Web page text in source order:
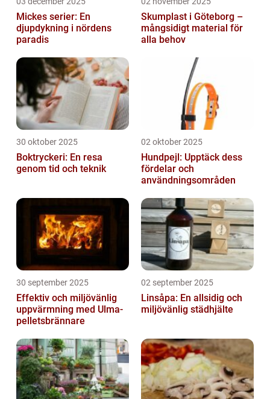
Mickes serier: En
djupdykning i nördens
paradis
Skumplast i Göteborg –
mångsidigt material för
alla behov
30 oktober 2025
Boktryckeri: En resa
genom tid och teknik
02 oktober 2025
Hundpejl: Upptäck dess
fördelar och
användningsområden
30 september 2025
Effektiv och miljövänlig
uppvärmning med Ulma-
pelletsbrännare
02 september 2025
Linsåpa: En allsidig och
miljövänlig städhjälte